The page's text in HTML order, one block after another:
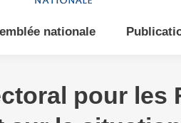
nationale
pour les